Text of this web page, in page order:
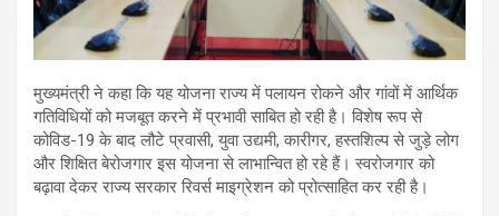
मुख्यमंत्री ने कहा कि यह योजना राज्य में पलायन रोकने और गांवों में आर्थिक
गतिविधियों को मजबूत करने में प्रभावी साबित हो रही है। विशेष रूप से
कोविड-19 के बाद लौटे प्रवासी, युवा उद्यमी, कारीगर, हस्तशिल्प से जुड़े लोग
और शिक्षित बेरोजगार इस योजना से लाभान्वित हो रहे हैं। स्वरोजगार को
बढ़ावा देकर राज्य सरकार रिवर्स माइग्रेशन को प्रोत्साहित कर रही है।